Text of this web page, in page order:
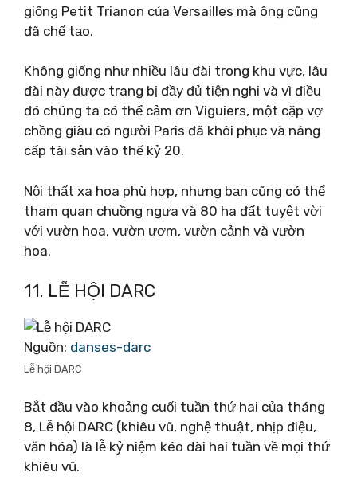
giống Petit Trianon của Versailles mà ông cũng
đã chế tạo.
Không giống như nhiều lâu đài trong khu vực, lâu
đài này được trang bị đầy đủ tiện nghi và vì điều
đó chúng ta có thể cảm ơn Viguiers, một cặp vợ
chồng giàu có người Paris đã khôi phục và nâng
cấp tài sản vào thế kỷ 20.
Nội thất xa hoa phù hợp, nhưng bạn cũng có thể
tham quan chuồng ngựa và 80 ha đất tuyệt vời
với vườn hoa, vườn ươm, vườn cảnh và vườn
hoa.
11. LỄ HỘI DARC
Nguồn: danses-darc
Lễ hội DARC
Bắt đầu vào khoảng cuối tuần thứ hai của tháng
8, Lễ hội DARC (khiêu vũ, nghệ thuật, nhịp điệu,
văn hóa) là lễ kỷ niệm kéo dài hai tuần về mọi thứ
khiêu vũ.